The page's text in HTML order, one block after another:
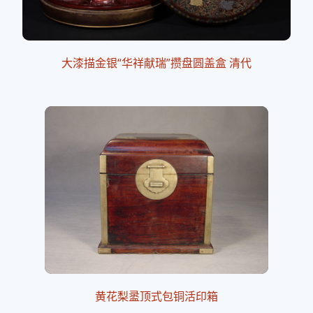
大漆描金银“华祥献瑞”攒盘圆盖盒 清代
黄花梨盝顶式包铜活印箱